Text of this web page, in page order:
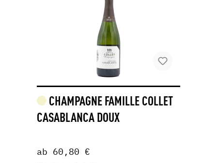
CHAMPAGNE FAMILLE COLLET
CASABLANCA DOUX
ab 60,80 €